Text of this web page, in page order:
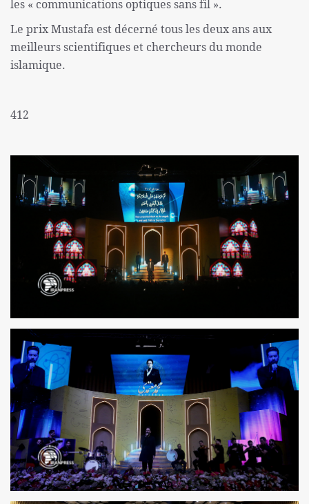
les « communications optiques sans fil ».
Le prix Mustafa est décerné tous les deux ans aux
meilleurs scientifiques et chercheurs du monde
islamique.
412